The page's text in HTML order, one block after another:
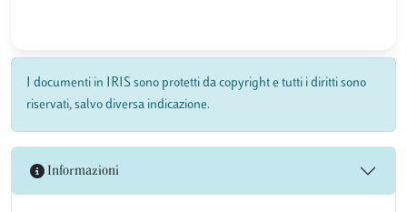
I documenti in IRIS sono protetti da copyright e tutti i diritti sono
riservati, salvo diversa indicazione.
Informazioni